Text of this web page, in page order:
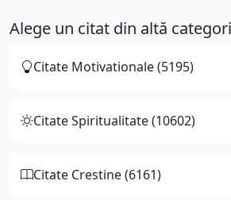
Alege un citat din altă
Citate Motivationale (5195)
Citate Spiritualitate (10602)
Citate Crestine (6161)